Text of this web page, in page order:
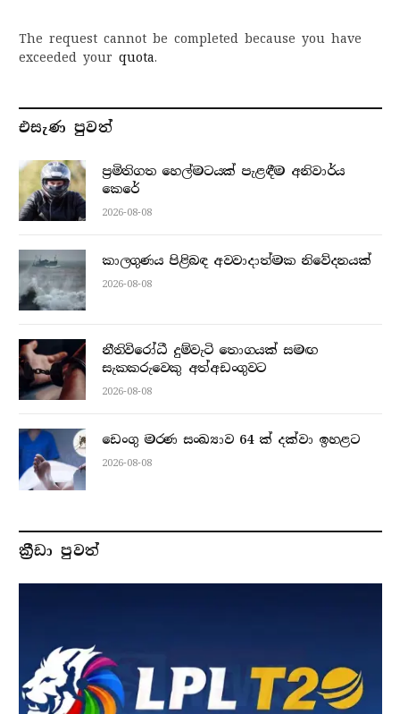
The request cannot be completed because you have
exceeded your quota.
එසැණ පුව​ත්
ප්‍රමිතිගත හෙල්මටයක් පැළඳීම අනිවාර්ය
කෙරේ
2026-08-08
කාලගුණය පිළිබඳ අවවාදාත්මක නිවේදනයක්
2026-08-08
නීතිවිරෝධී දුම්වැටි තොගයක් සමඟ
සැකකරුවෙකු අත්අඩංගුවට
2026-08-08
ඩෙංගු මරණ සංඛ්‍යාව 64 ක් දක්වා ඉහළට
2026-08-08
ක්‍රීඩා පුවත්